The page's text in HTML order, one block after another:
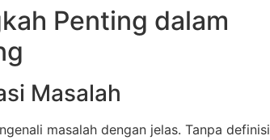
Penting dalam
Masalah
masalah dengan jelas. Tanpa definisi